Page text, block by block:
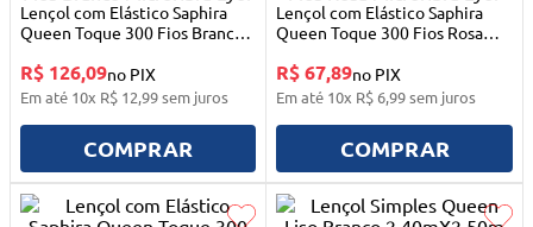
Lençol com Elástico Saphira
Queen Toque 300 Fios Branco
R$ 126,09no PIX
Em até 10x R$ 12,99sem juros
COMPRAR
Lençol com Elástico Saphira
Queen Toque 300 Fios Rosa
R$ 67,89no PIX
Em até 10x R$ 6,99sem juros
COMPRAR
7º
truss
9º
berço